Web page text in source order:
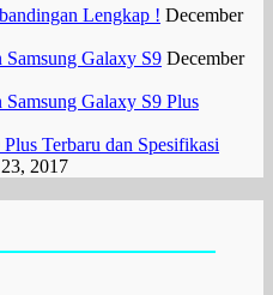
Lengkap ! December
Galaxy S9 December
Galaxy S9 Plus
Terbaru dan Spesifikasi
2017